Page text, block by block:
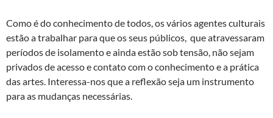
Como é do conhecimento de todos, os vários agentes culturais
estão a trabalhar para que os seus públicos, que atravessaram
períodos de isolamento e ainda estão sob tensão, não sejam
privados de acesso e contato com o conhecimento e a prática
das artes. Interessa-nos que a reflexão seja um instrumento
para as mudanças necessárias.